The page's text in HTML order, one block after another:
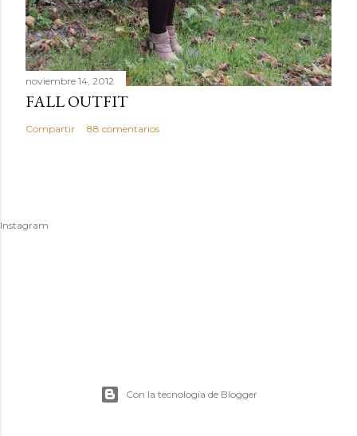
noviembre 14, 2012
FALL OUTFIT
Compartir 88 comentarios
Instagram
Con la tecnología de Blogger